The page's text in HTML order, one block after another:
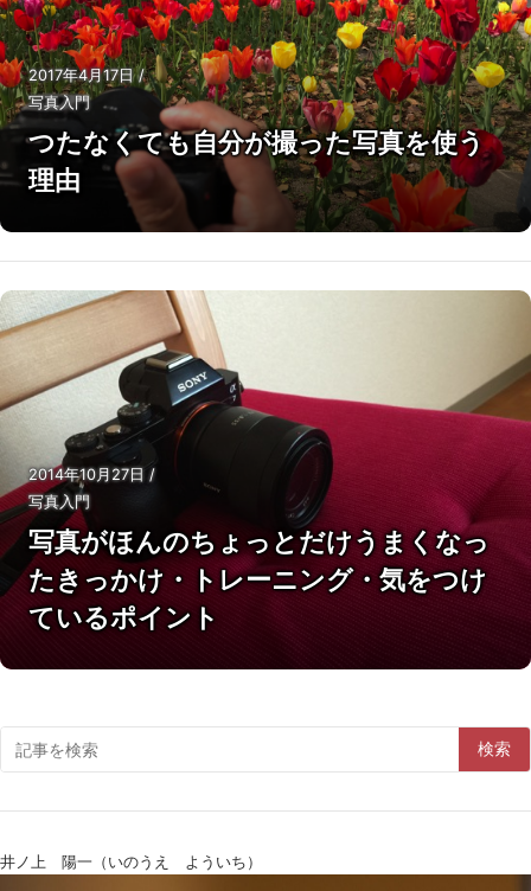
2017年4月17日/
写真入門
つたなくても自分が撮った写真を使う
理由
2014年10月27日/
写真入門
写真がほんのちょっとだけうまくなっ
たきっかけ・トレーニング・気をつけ
ているポイント
検索
井ノ上 陽一（いのうえ よういち）